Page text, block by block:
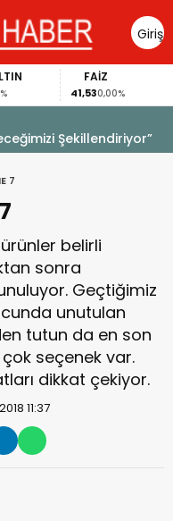
Giriş
Yap
FAİZ
41,530,00%
Şekillendiriyor”
7
belirli
sonra
Geçtiğimiz
unutulan
tutun da en son
seçenek var.
dikkat çekiyor.
11:37